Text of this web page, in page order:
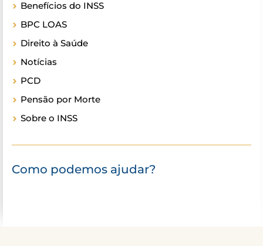
Benefícios do INSS
BPC LOAS
Direito à Saúde
Notícias
PCD
Pensão por Morte
Sobre o INSS
Como podemos ajudar?